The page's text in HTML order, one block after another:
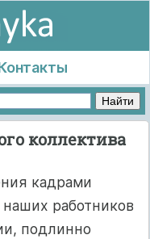
коллектива
кадрами
работников
подлинно